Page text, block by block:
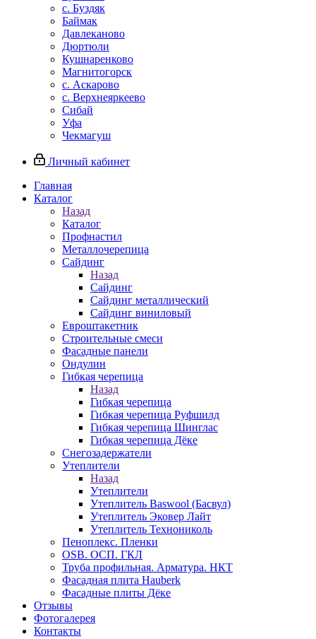
c. Буздяк
Баймак
Давлеканово
Дюртюли
Кушнаренково
Магнитогорск
с. Аскарово
с. Верхнеяркеево
Сибай
Уфа
Чекмагуш
Личный кабинет
Главная
Каталог
Назад
Каталог
Профнастил
Металлочерепица
Сайдинг
Назад
Сайдинг
Сайдинг металлический
Сайдинг виниловый
Евроштакетник
Строительные смеси
Фасадные панели
Ондулин
Гибкая черепица
Назад
Гибкая черепица
Гибкая черепица Руфшилд
Гибкая черепица Шинглас
Гибкая черепица Дёке
Снегозадержатели
Утеплители
Назад
Утеплители
Утеплитель Baswool (Басвул)
Утеплитель Эковер Лайт
Утеплитель Технониколь
Пеноплекс. Пленки
OSB. ОСП. ГКЛ
Труба профильная. Арматура. НКТ
Фасадная плита Hauberk
Фасадные плиты Дёке
Отзывы
Фотогалерея
Контакты